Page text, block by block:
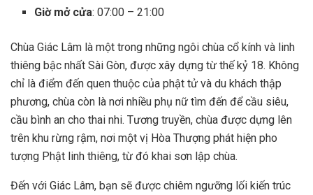
Giờ mở cửa: 07:00 – 21:00
Chùa Giác Lâm là một trong những ngôi chùa cổ kính và linh
thiêng bậc nhất Sài Gòn, được xây dựng từ thế kỷ 18. Không
chỉ là điểm đến quen thuộc của phật tử và du khách thập
phương, chùa còn là nơi nhiều phụ nữ tìm đến để cầu siêu,
cầu bình an cho thai nhi. Tương truyền, chùa được dựng lên
trên khu rừng rậm, nơi một vị Hòa Thượng phát hiện pho
tượng Phật linh thiêng, từ đó khai sơn lập chùa.
Đến với Giác Lâm, bạn sẽ được chiêm ngưỡng lối kiến trúc